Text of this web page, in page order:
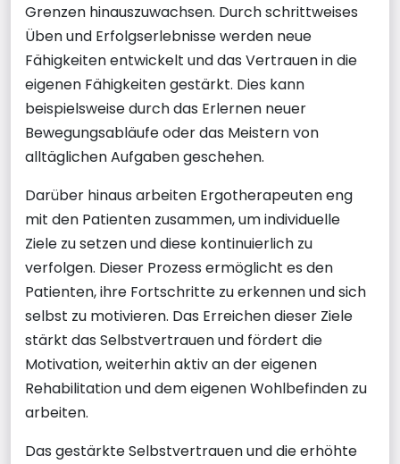
Grenzen hinauszuwachsen. Durch schrittweises
Üben und Erfolgserlebnisse werden neue
Fähigkeiten entwickelt und das Vertrauen in die
eigenen Fähigkeiten gestärkt. Dies kann
beispielsweise durch das Erlernen neuer
Bewegungsabläufe oder das Meistern von
alltäglichen Aufgaben geschehen.
Darüber hinaus arbeiten Ergotherapeuten eng
mit den Patienten zusammen, um individuelle
Ziele zu setzen und diese kontinuierlich zu
verfolgen. Dieser Prozess ermöglicht es den
Patienten, ihre Fortschritte zu erkennen und sich
selbst zu motivieren. Das Erreichen dieser Ziele
stärkt das Selbstvertrauen und fördert die
Motivation, weiterhin aktiv an der eigenen
Rehabilitation und dem eigenen Wohlbefinden zu
arbeiten.
Das gestärkte Selbstvertrauen und die erhöhte